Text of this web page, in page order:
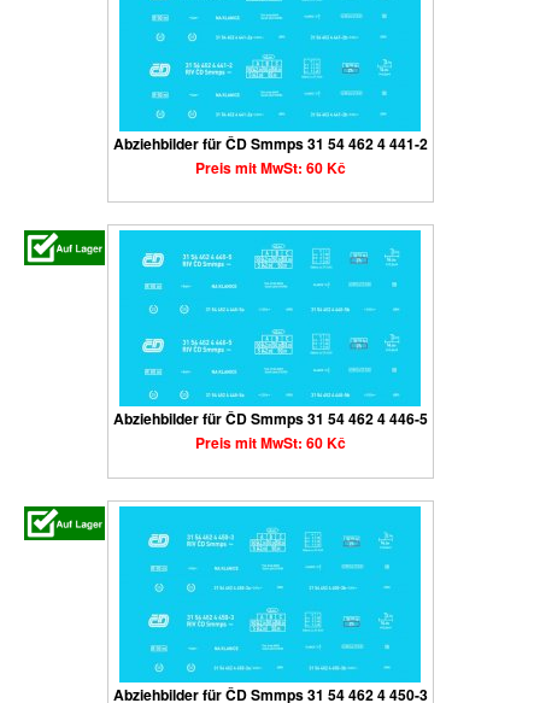
Abziehbilder für ČD Smmps 31 54 462 4 441-2
Preis mit MwSt: 60 Kč
Abziehbilder für ČD Smmps 31 54 462 4 446-5
Preis mit MwSt: 60 Kč
Abziehbilder für ČD Smmps 31 54 462 4 450-3